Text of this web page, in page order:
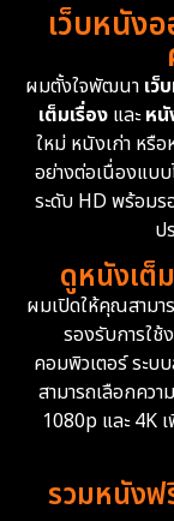
เว็บหนัง
ผมตั้งใจพัฒนา เว็
เต็มเรื่อง และหนั
ใหม่ หนังเก่า หรื
อย่างต่อเนื่องแบ
ระดับ HD พร้อมร
ป
ดูหนังเต็
ผมเปิดให้คุณสามา
รองรับการใ
คอมพิวเตอร์ ระบ
สามารถเลือกคว
1080p และ 4K
รวมหนังฟ